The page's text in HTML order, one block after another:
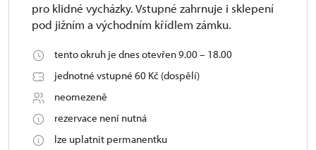
pro klidné vycházky. Vstupné zahrnuje i sklepení
pod jižním a východním křídlem zámku.
tento okruh je dnes otevřen 9.00 – 18.00
jednotné vstupné 60 Kč (dospělí)
neomezeně
rezervace není nutná
lze uplatnit permanentku